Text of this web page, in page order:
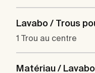
Lavabo / Trous
1 Trou au centre
Matériau /